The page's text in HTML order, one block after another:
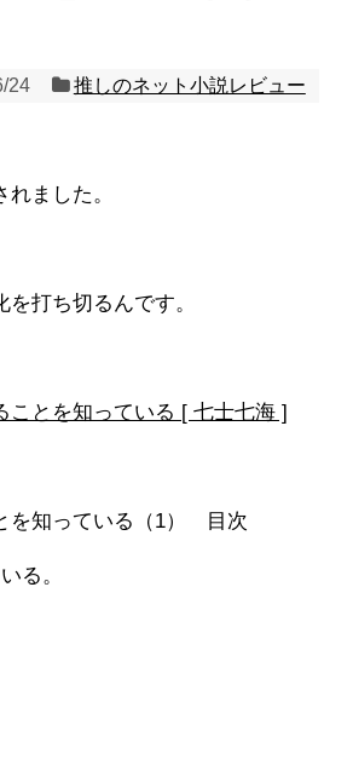
24 推しのネット小説レビュー
ました。
打ち切るんです。
とを知っている [ 七士七海 ]
を知っている（1） 目次
る。